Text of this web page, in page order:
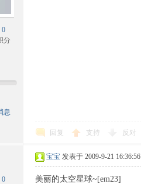
0
分
息
回复 支持 反对
0
宝宝 发表于 2009-9-21 16:36:56
美丽的太空星球~[em23]